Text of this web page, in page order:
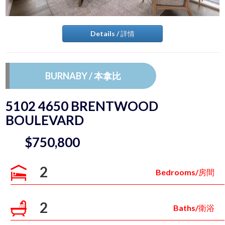
Details / 詳情
BURNABY / 本拿比
5102 4650 BRENTWOOD
BOULEVARD
$750,800
2 Bedrooms/房間
2 Baths/衛浴